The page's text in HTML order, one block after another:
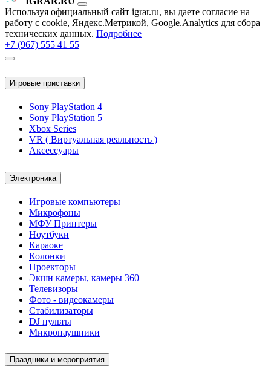
Используя официальный сайт igrar.ru, вы даете согласие на
работу с cookie, Яндекс.Метрикой, Google.Analytics для сбора
технических данных. Подробнее
+7 (967) 555 41 55
Игровые приставки
Sony PlayStation 4
Sony PlayStation 5
Xbox Series
VR ( Виртуальная реальность )
Аксессуары
Электроника
Игровые компьютеры
Микрофоны
МФУ Принтеры
Ноутбуки
Караоке
Колонки
Проекторы
Экшн камеры, камеры 360
Телевизоры
Фото - видеокамеры
Стабилизаторы
DJ пульты
Микронаушники
Праздники и мероприятия